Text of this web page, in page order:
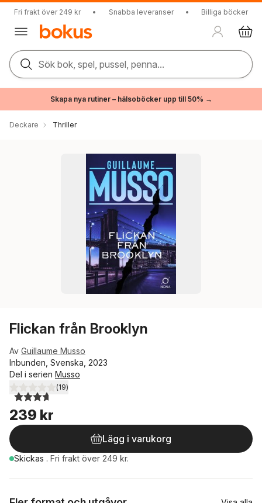
Fri frakt över 249 kr • Snabba leveranser • Billiga böcker
Sök bok, spel, pussel, penna...
Skapa nya rutiner – hälsoböcker upp till 50% →
Deckare Thriller
Flickan från Brooklyn
Av Guillaume Musso
Inbunden, Svenska, 2023
Del i serien Musso
3,7utav 5 stjärnor. Totalt antal röster:
(19)
239 kr
Lägg i varukorg
Skickas . Fri frakt över 249 kr.